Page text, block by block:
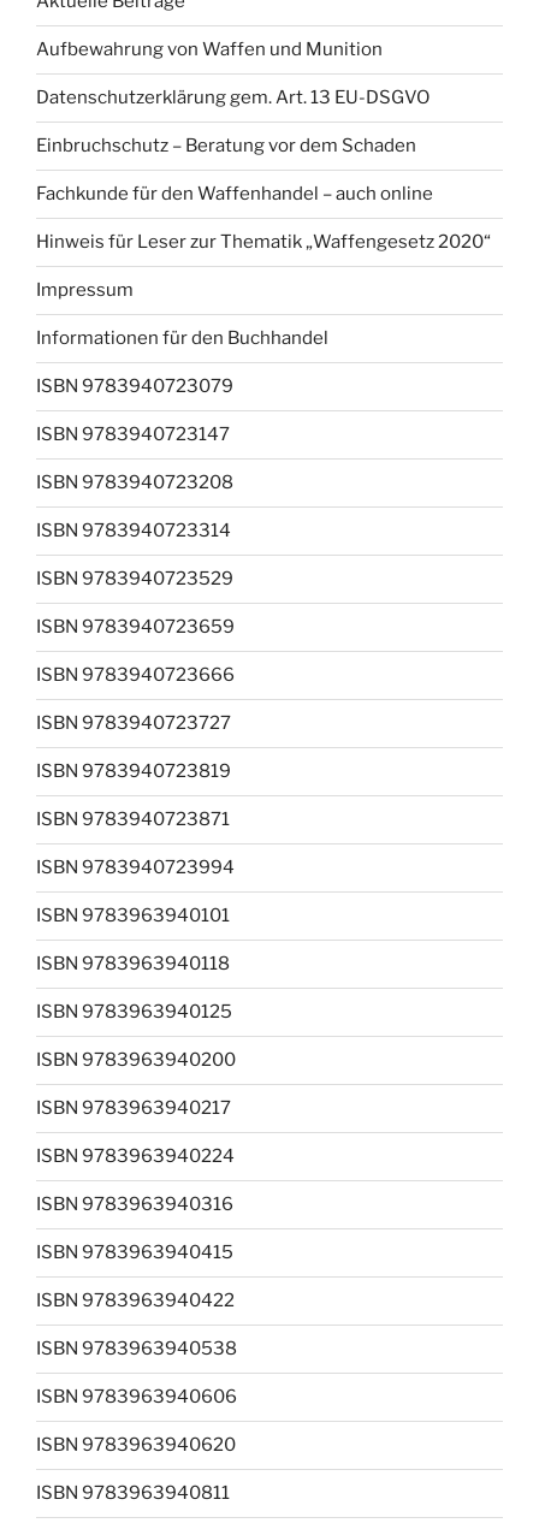
Aufbewahrung von Waffen und Munition
Datenschutzerklärung gem. Art. 13 EU-DSGVO
Einbruchschutz – Beratung vor dem Schaden
Fachkunde für den Waffenhandel – auch online
Hinweis für Leser zur Thematik „Waffengesetz 2020“
Impressum
Informationen für den Buchhandel
ISBN 9783940723079
ISBN 9783940723147
ISBN 9783940723208
ISBN 9783940723314
ISBN 9783940723529
ISBN 9783940723659
ISBN 9783940723666
ISBN 9783940723727
ISBN 9783940723819
ISBN 9783940723871
ISBN 9783940723994
ISBN 9783963940101
ISBN 9783963940118
ISBN 9783963940125
ISBN 9783963940200
ISBN 9783963940217
ISBN 9783963940224
ISBN 9783963940316
ISBN 9783963940415
ISBN 9783963940422
ISBN 9783963940538
ISBN 9783963940606
ISBN 9783963940620
ISBN 9783963940811